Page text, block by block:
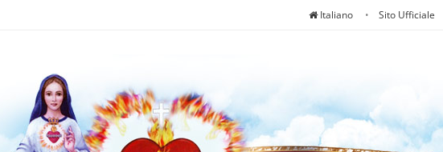
Italiano Sito Ufficiale